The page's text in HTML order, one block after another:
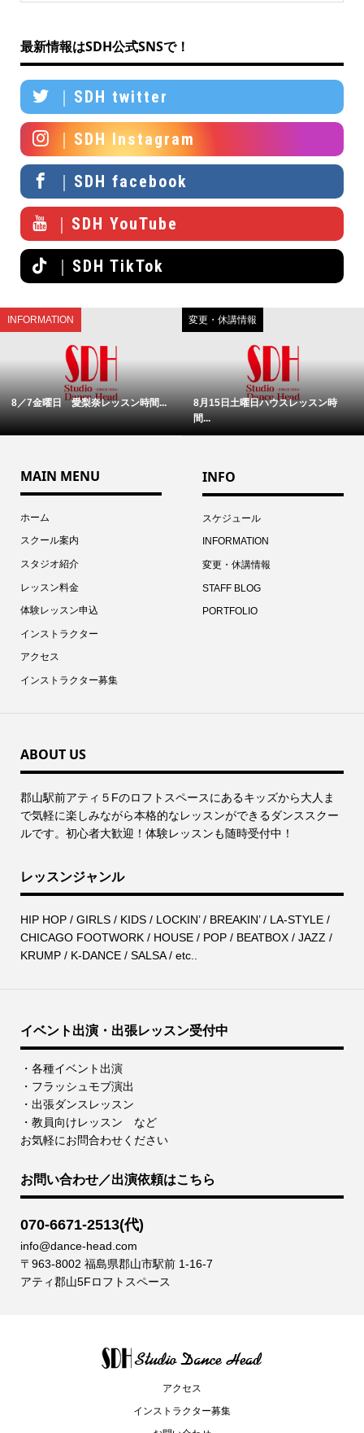
最新情報はSDH公式SNSで！
｜SDH twitter
｜SDH Instagram
｜SDH facebook
｜SDH YouTube
｜SDH TikTok
INFORMATION
8／7金曜日 愛梨奈レッスン時間...
変更・休講情報
8月15日土曜日ハウスレッスン時
間...
MAIN MENU
ホーム
スクール案内
スタジオ紹介
レッスン料金
体験レッスン申込
インストラクター
アクセス
インストラクター募集
INFO
スケジュール
INFORMATION
変更・休講情報
STAFF BLOG
PORTFOLIO
ABOUT US
郡⼭駅前アティ５Fのロフトスペースにあるキッズから⼤⼈ま
で気軽に楽しみながら本格的なレッスンができるダンススクー
ルです。初心者大歓迎！体験レッスンも随時受付中！
レッスンジャンル
HIP HOP / GIRLS / KIDS / LOCKIN’ / BREAKIN’ / LA-STYLE /
CHICAGO FOOTWORK / HOUSE / POP / BEATBOX / JAZZ /
KRUMP / K-DANCE / SALSA / etc..
イベント出演・出張レッスン受付中
・各種イベント出演
・フラッシュモブ演出
・出張ダンスレッスン
・教員向けレッスン など
お気軽にお問合わせください
お問い合わせ／出演依頼はこちら
070-6671-2513(代)
info@dance-head.com
〒963-8002 福島県郡山市駅前 1-16-7
アティ郡山5Fロフトスペース
アクセス
インストラクター募集